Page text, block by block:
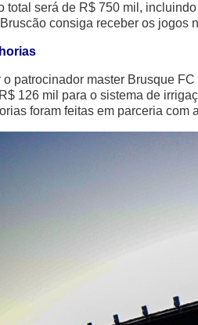
total será de R$ 750 mil,
consiga receber os jogos
o patrocinador master Brusque
126 mil para o sistema de
foram feitas em parceria com